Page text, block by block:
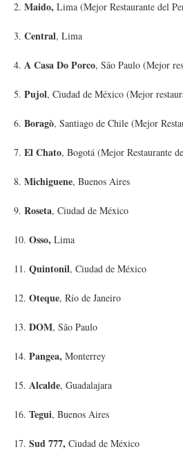
2. Maido, Lima (Mejor Restaurante del
3. Central, Lima
4. A Casa Do Porco, São Paulo (Mejor
5. Pujol, Ciudad de México (Mejor
6. Boragò, Santiago de Chile (Mejor
7. El Chato, Bogotá (Mejor Restaurante
8. Michiguene, Buenos Aires
9. Roseta, Ciudad de México
10. Osso, Lima
11. Quintonil, Ciudad de México
12. Oteque, Río de Janeiro
13. DOM, São Paulo
14. Pangea, Monterrey
15. Alcalde, Guadalajara
16. Tegui, Buenos Aires
17. Sud 777, Ciudad de México